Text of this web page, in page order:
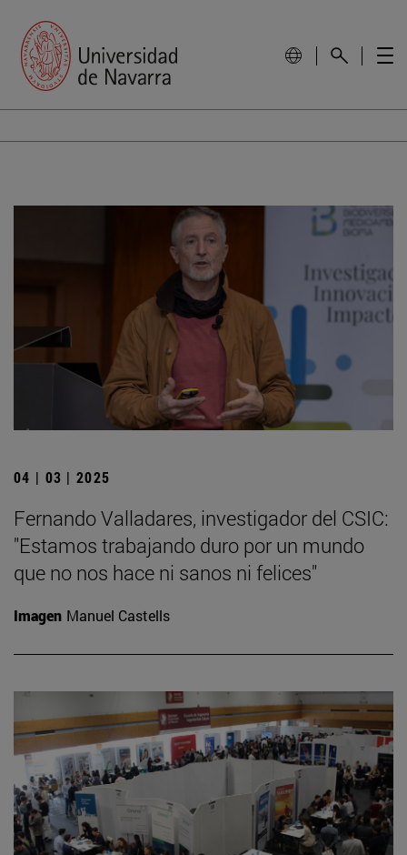
04 | 03 | 2025
Fernando Valladares, investigador del CSIC:
"Estamos trabajando duro por un mundo
que no nos hace ni sanos ni felices"
Imagen Manuel Castells